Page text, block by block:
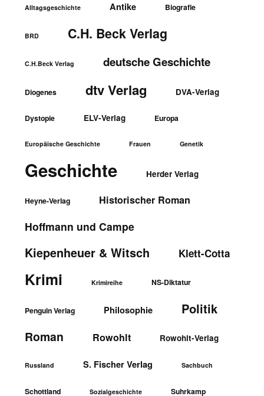
Alltagsgeschichte Antike Biografie
BRD C.H. Beck Verlag
C.H.Beck Verlag deutsche Geschichte
Diogenes dtv Verlag DVA-Verlag
Dystopie ELV-Verlag Europa
Europäische Geschichte Frauen Genetik
Geschichte Herder Verlag
Heyne-Verlag Historischer Roman
Hoffmann und Campe
Kiepenheuer & Witsch Klett-Cotta
Krimi Krimireihe NS-Diktatur
Penguin Verlag Philosophie Politik
Roman Rowohlt Rowohlt-Verlag
Russland S. Fischer Verlag Sachbuch
Schottland Sozialgeschichte Suhrkamp